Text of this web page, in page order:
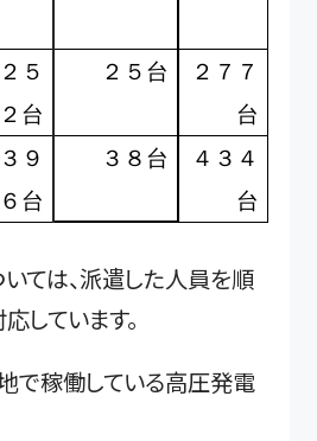
２５
２台
２５台
２７７
台
３９
６台
３８台
４３４
台
は、派遣した人員を順
しています。
稼働している高圧発電